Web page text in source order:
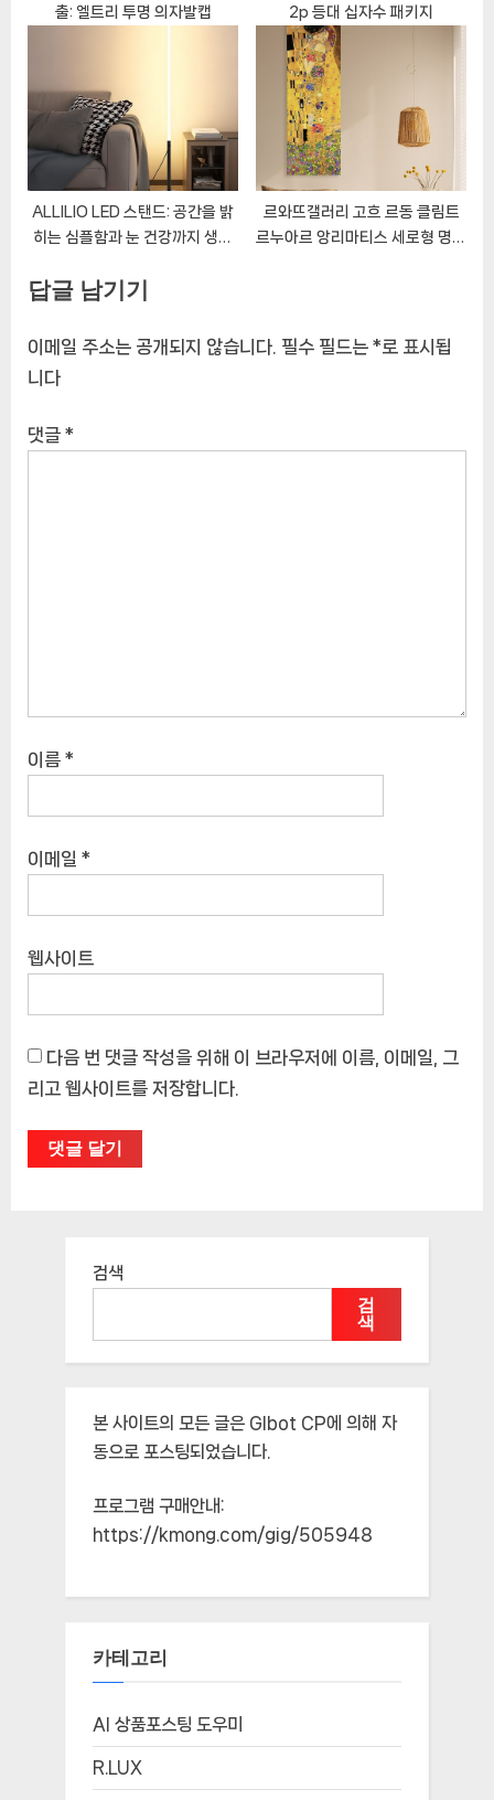
출: 엘트리 투명 의자발캡 2p 등대 십자수 패키지
ALLILIO LED 스탠드: 공간을 밝
히는 심플함과 눈 건강까지 생각
르와뜨갤러리 고흐 르동 클림트
르누아르 앙리마티스 세로형 명화
답글 남기기
이메일 주소는 공개되지 않습니다. 필수 필드는 *로 표시됩
니다
댓글 *
이름 *
이메일 *
웹사이트
다음 번 댓글 작성을 위해 이 브라우저에 이름, 이메일, 그
리고 웹사이트를 저장합니다.
검색
검
색
본 사이트의 모든 글은 Glbot CP에 의해 자
동으로 포스팅되었습니다.
프로그램 구매안내:
https://kmong.com/gig/505948
카테고리
AI 상품포스팅 도우미
R.LUX